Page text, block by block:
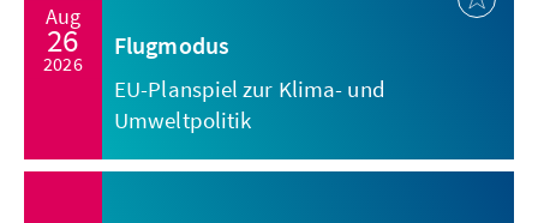
Aug
26
2026
Flugmodus
EU-Planspiel zur Klima- und
Umweltpolitik